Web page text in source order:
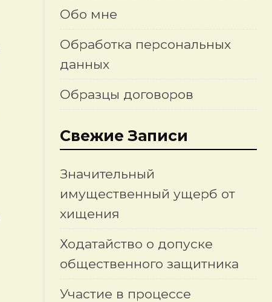
Обо мне
Обработка персональных
данных
Образцы договоров
Свежие Записи
Значительный
имущественный ущерб от
хищения
Ходатайство о допуске
общественного защитника
Участие в процессе